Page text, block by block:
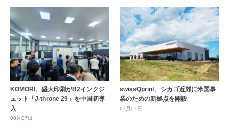
KOMORI、盛大印刷がB2インクジ
ェット「J-throne 29」を中国初導
入
08月07日
swissQprint、シカゴ近郊に⽶国事
業のための新拠点を開設
07月07日